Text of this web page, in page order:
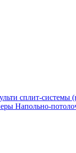
сплит-системы
Напольно-